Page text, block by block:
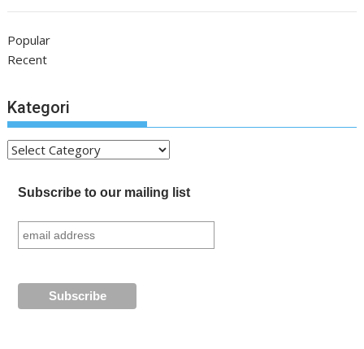
Popular
Recent
Kategori
Kategori
Subscribe to our mailing list